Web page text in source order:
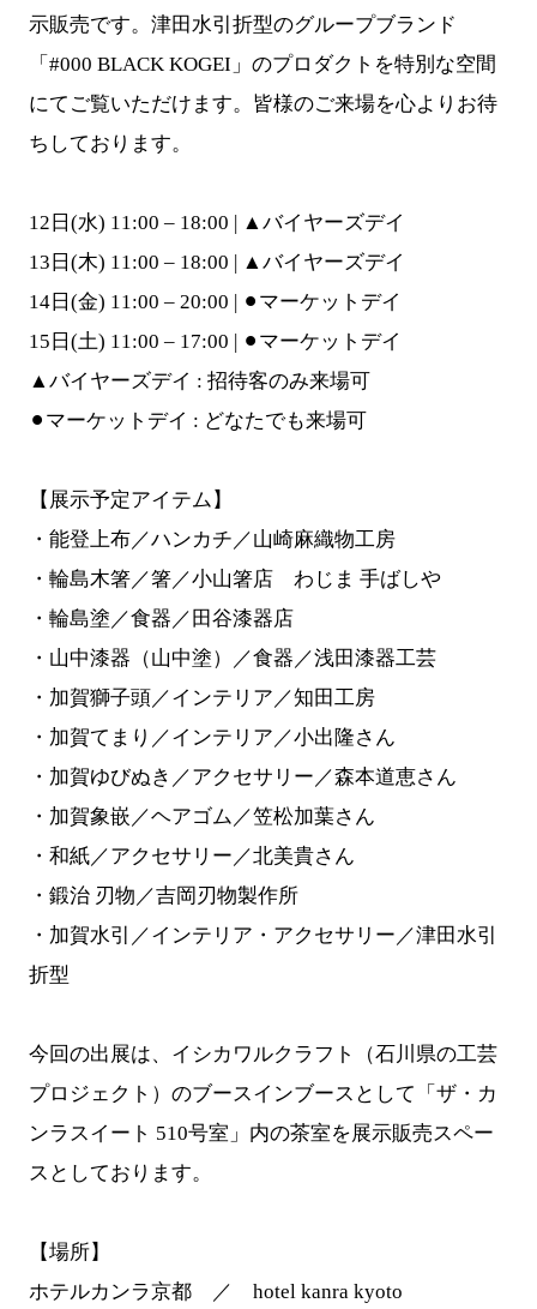
示販売です。津田水引折型のグループブランド
「#000 BLACK KOGEI」のプロダクトを特別な空間
にてご覧いただけます。皆様のご来場を心よりお待
ちしております。
12日(水) 11:00 – 18:00 | ▲バイヤーズデイ
13日(木) 11:00 – 18:00 | ▲バイヤーズデイ
14日(金) 11:00 – 20:00 | ⚫︎マーケットデイ
15日(土) 11:00 – 17:00 | ⚫︎マーケットデイ
▲バイヤーズデイ : 招待客のみ来場可
⚫︎マーケットデイ : どなたでも来場可
【展示予定アイテム】
・能登上布／ハンカチ／山崎麻織物工房
・輪島木箸／箸／小山箸店 わじま 手ばしや
・輪島塗／食器／田谷漆器店
・山中漆器（山中塗）／食器／浅田漆器工芸
・加賀獅子頭／インテリア／知田工房
・加賀てまり／インテリア／小出隆さん
・加賀ゆびぬき／アクセサリー／森本道恵さん
・加賀象嵌／ヘアゴム／笠松加葉さん
・和紙／アクセサリー／北美貴さん
・鍛治 刃物／吉岡刃物製作所
・加賀水引／インテリア・アクセサリー／津田水引
折型
今回の出展は、イシカワルクラフト（石川県の工芸
プロジェクト）のブースインブースとして「ザ・カ
ンラスイート 510号室」内の茶室を展示販売スペー
スとしております。
【場所】
ホテルカンラ京都 ／ hotel kanra kyoto